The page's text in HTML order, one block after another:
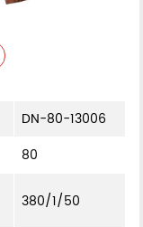
DN-80-13006
80
380/1/50